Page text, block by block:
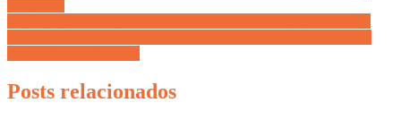
Posts relacionados